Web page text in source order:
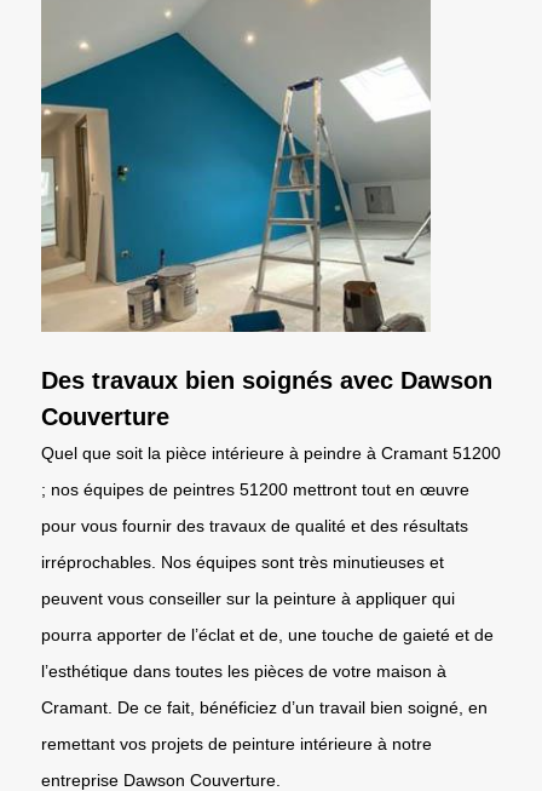
Des travaux bien soignés avec Dawson
Couverture
Quel que soit la pièce intérieure à peindre à Cramant 51200
; nos équipes de peintres 51200 mettront tout en œuvre
pour vous fournir des travaux de qualité et des résultats
irréprochables. Nos équipes sont très minutieuses et
peuvent vous conseiller sur la peinture à appliquer qui
pourra apporter de l’éclat et de, une touche de gaieté et de
l’esthétique dans toutes les pièces de votre maison à
Cramant. De ce fait, bénéficiez d’un travail bien soigné, en
remettant vos projets de peinture intérieure à notre
entreprise Dawson Couverture.